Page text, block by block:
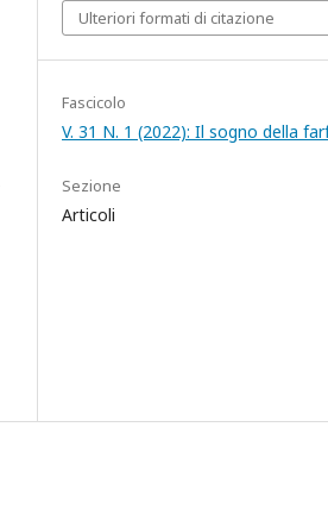
Ulteriori formati di citazione
Fascicolo
V. 31 N. 1 (2022): Il sogno della
Sezione
Articoli